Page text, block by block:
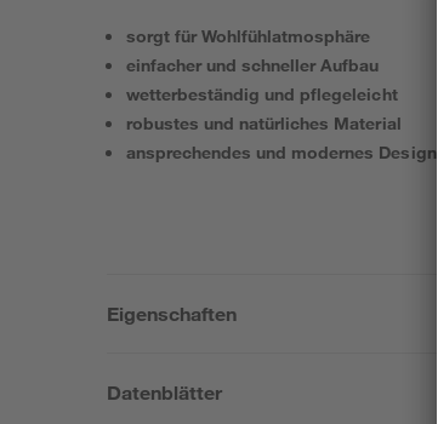
sorgt für Wohlfühlatmosphäre
einfacher und schneller Aufbau
wetterbeständig und pflegeleicht
robustes und natürliches Material
ansprechendes und modernes Design
Eigenschaften
Datenblätter